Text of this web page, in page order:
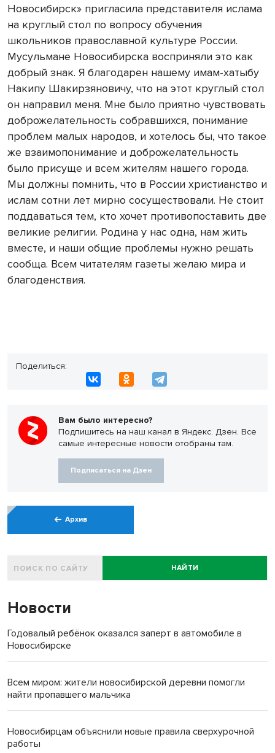
Новосибирск» пригласила представителя ислама
на круглый стол по вопросу обучения
школьников православной культуре России.
Мусульмане Новосибирска восприняли это как
добрый знак. Я благодарен нашему имам-хатыбу
Накипу Шакирзяновичу, что на этот круглый стол
он направил меня. Мне было приятно чувствовать
доброжелательность собравшихся, понимание
проблем малых народов, и хотелось бы, что такое
же взаимопонимание и доброжелательность
было присуще и всем жителям нашего города.
Мы должны помнить, что в России христианство и
ислам сотни лет мирно сосуществовали. Не стоит
поддаваться тем, кто хочет противопоставить две
великие религии. Родина у нас одна, нам жить
вместе, и наши общие проблемы нужно решать
сообща. Всем читателям газеты желаю мира и
благоденствия.
Поделиться:
Вам было интересно?
Подпишитесь на наш канал в Яндекс. Дзен. Все
самые интересные новости отобраны там.
Подписаться на Дзен
Архив
НАЙТИ
Новости
Годовалый ребёнок оказался заперт в автомобиле в
Новосибирске
Всем миром: жители новосибирской деревни помогли
найти пропавшего мальчика
Новосибирцам объяснили новые правила сверхурочной
работы